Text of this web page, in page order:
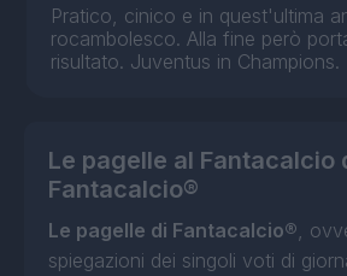
Pratico, cinico e in quest'ultima
rocambolesco. Alla fine però
risultato. Juventus in Champions.
Le pagelle al Fantacalcio
Fantacalcio®
Le pagelle di Fantacalcio®,
spiegazioni dei singoli voti di